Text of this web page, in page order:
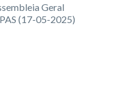
Geral
(17-05-2025)